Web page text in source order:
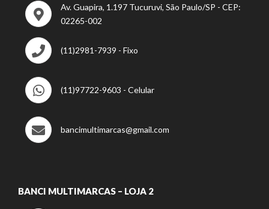
Av. Guapira, 1.197 Tucuruvi, São Paulo/SP - CEP:
02265-002
(11)2981-7939 - Fixo
(11)97722-9603 - Celular
bancimultimarcas@gmail.com
BANCI MULTIMARCAS – LOJA 2